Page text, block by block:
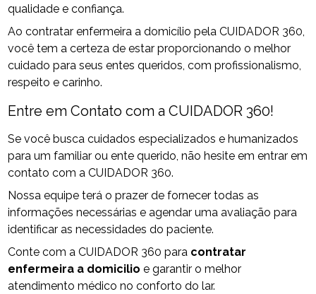
qualidade e confiança.
Ao contratar enfermeira a domicílio pela CUIDADOR 360,
você tem a certeza de estar proporcionando o melhor
cuidado para seus entes queridos, com profissionalismo,
respeito e carinho.
Entre em Contato com a CUIDADOR 360!
Se você busca cuidados especializados e humanizados
para um familiar ou ente querido, não hesite em entrar em
contato com a CUIDADOR 360.
Nossa equipe terá o prazer de fornecer todas as
informações necessárias e agendar uma avaliação para
identificar as necessidades do paciente.
Conte com a CUIDADOR 360 para contratar
enfermeira a domicilio e garantir o melhor
atendimento médico no conforto do lar.